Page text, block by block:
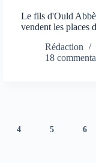
Le fils d'Ould
vendent les places
Rédaction
18
4 5 6